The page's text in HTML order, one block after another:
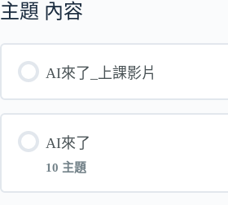
主題 內容
AI來了_上課影片
AI來了
10 主題